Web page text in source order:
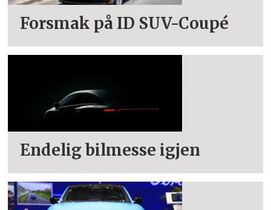
Forsmak på ID SUV-Coupé
Endelig bilmesse igjen